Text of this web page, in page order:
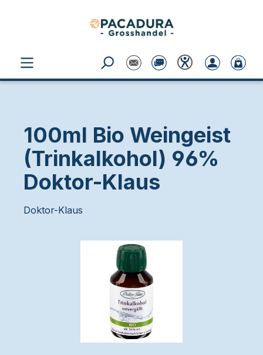
100ml Bio Weingeist
(Trinkalkohol) 96%
Doktor-Klaus
Doktor-Klaus